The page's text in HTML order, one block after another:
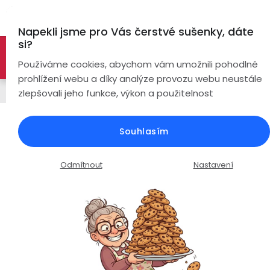
Napekli jsme pro Vás čerstvé sušenky, dáte
si?
Používáme cookies, abychom vám umožnili pohodlné
prohlížení webu a díky analýze provozu webu neustále
zlepšovali jeho funkce, výkon a použitelnost
Nastavení
Odmítnout
Souhlasím
obsah
🚀 Nové modely DRONŮ 🚀
-26%
PROZKOUMAT NABÍDKU
sluchátka
True
Chytré
Chytré
Chytré hodinky
EVOLVE G6 Ultra | duální GPS |
offline mapy | navigace | 4GB
paměť | vodotěsné 3ATM